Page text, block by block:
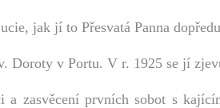
jak jí to Přesvatá Panna
Doroty v Portu. V r. 1925 se jí
a zasvěcení prvních sobot s